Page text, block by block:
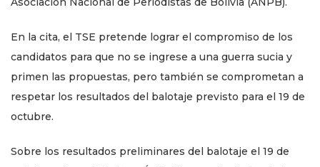
En la cita, el TSE pretende lograr el compromiso de los
candidatos para que no se ingrese a una guerra sucia y
primen las propuestas, pero también se comprometan a
respetar los resultados del balotaje previsto para el 19 de
octubre.
Sobre los resultados preliminares del balotaje el 19 de